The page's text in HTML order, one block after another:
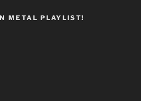
METAL PLAYLIST!